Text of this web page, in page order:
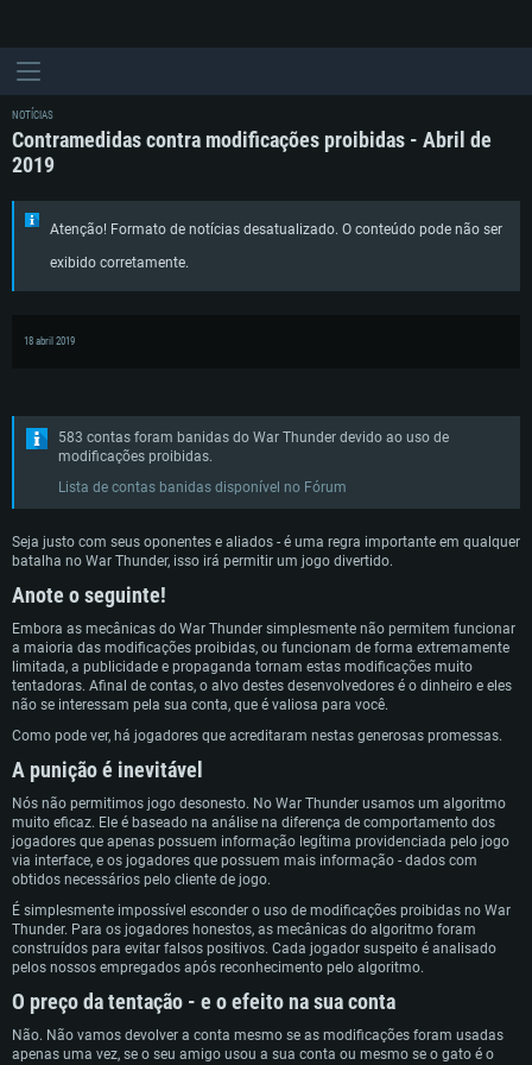
REQUERIMENTOS DE SISTEMA
PC
MAC
Mínimo
Processador: Dual-Core 2.2 GHz
Memória: 4GB
Mínimo
Processador: Core i5 2.2GHz mínimo (Intel Xeon não suportado)
Memória: 6 GB
Mínimo
Processador: Dual-Core 2.4 GHz
Memória: 4 GB
NOTÍCIAS
Contramedidas contra modificações proibidas - Abril de
2019
Atenção! Formato de notícias desatualizado. O conteúdo pode não ser
exibido corretamente.
18 abril 2019
583 contas foram banidas do War Thunder devido ao uso de
modificações proibidas.
Lista de contas banidas disponível no Fórum
Seja justo com seus oponentes e aliados - é uma regra importante em qualquer
batalha no War Thunder, isso irá permitir um jogo divertido.
Anote o seguinte!
Embora as mecânicas do War Thunder simplesmente não permitem funcionar
a maioria das modificações proibidas, ou funcionam de forma extremamente
limitada, a publicidade e propaganda tornam estas modificações muito
tentadoras. Afinal de contas, o alvo destes desenvolvedores é o dinheiro e eles
não se interessam pela sua conta, que é valiosa para você.
Como pode ver, há jogadores que acreditaram nestas generosas promessas.
A punição é inevitável
Nós não permitimos jogo desonesto. No War Thunder usamos um algoritmo
muito eficaz. Ele é baseado na análise na diferença de comportamento dos
jogadores que apenas possuem informação legítima providenciada pelo jogo
via interface, e os jogadores que possuem mais informação - dados com
obtidos necessários pelo cliente de jogo.
É simplesmente impossível esconder o uso de modificações proibidas no War
Thunder. Para os jogadores honestos, as mecânicas do algoritmo foram
construídos para evitar falsos positivos. Cada jogador suspeito é analisado
pelos nossos empregados após reconhecimento pelo algoritmo.
O preço da tentação - e o efeito na sua conta
Não. Não vamos devolver a conta mesmo se as modificações foram usadas
apenas uma vez, se o seu amigo usou a sua conta ou mesmo se o gato é o